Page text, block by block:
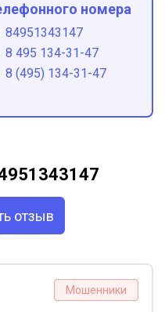
номера
84951343147
8 495 134-31-47
8 (495) 134-31-47
отзыв
Мошенники